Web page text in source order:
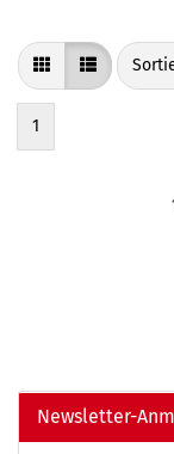
1
Newsletter-